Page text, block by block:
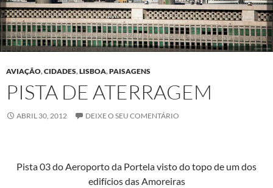
AVIAÇÃO,CIDADES,LISBOA,PAISAGENS
PISTA DE ATERRAGEM
ABRIL 30, 2012 DEIXE O SEU COMENTÁRIO
Pista 03 do Aero­por­to da Portela vis­to do topo de um dos
edifí­cios das Amoreiras